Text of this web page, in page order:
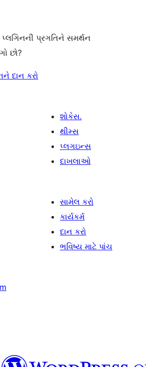
પ્રગતિને સમર્થન
છો?
દાન કરો
શોકેસ.
થીમ્સ
પ્લગઇન્સ
દાખલાઓ
સામેલ કરો
કાર્યકર્મ
દાન કરો
ભવિષ્ય માટે પાંચ